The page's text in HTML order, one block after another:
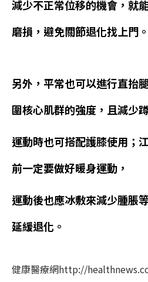
減少不正常位移的機會，就
磨損，避免關節退化找上門。
另外，平常也可以進行直抬
圍核心肌群的強度，且減少
運動時也可搭配護膝使用；
前一定要做好暖身運動，
運動後也應冰敷來減少腫脹
延緩退化。
健康醫療網http://